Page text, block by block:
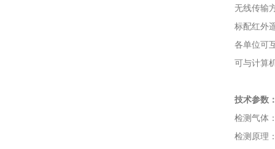
无线传输方
标配红外遥
各单位可互
可与计算机
技术参数
检测气体
检测原理：